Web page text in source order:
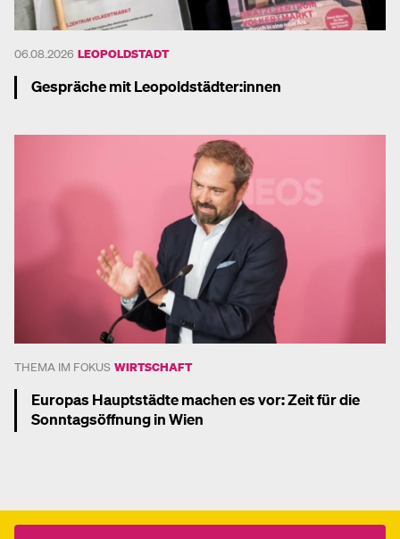
06.08.2026 LEOPOLDSTADT
Gespräche mit Leopoldstädter:innen
THEMA IM FOKUS WIRTSCHAFT
Europas Hauptstädte machen es vor: Zeit für die
Sonntagsöffnung in Wien